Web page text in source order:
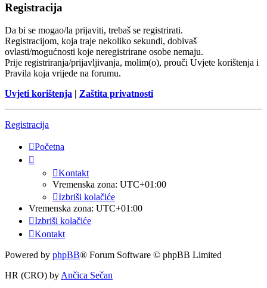
Registracija
Da bi se mogao/la prijaviti, trebaš se registrirati.
Registracijom, koja traje nekoliko sekundi, dobivaš
ovlasti/mogućnosti koje neregistrirane osobe nemaju.
Prije registriranja/prijavljivanja, molim(o), prouči Uvjete korištenja i
Pravila koja vrijede na forumu.
Uvjeti korištenja | Zaštita privatnosti
Registracija
Početna
Kontakt
Vremenska zona: UTC+01:00
Izbriši kolačiće
Vremenska zona: UTC+01:00
Izbriši kolačiće
Kontakt
Powered by phpBB® Forum Software © phpBB Limited
HR (CRO) by Ančica Sečan